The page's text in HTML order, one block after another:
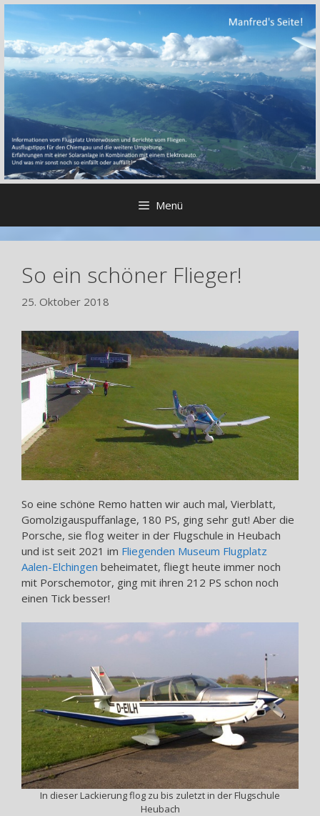
Zum
springen
Menü
So ein schöner Flieger!
25. Oktober 2018
So eine schöne Remo hatten wir auch mal, Vierblatt,
Gomolzigauspuffanlage, 180 PS, ging sehr gut! Aber die
Porsche, sie flog weiter in der Flugschule in Heubach
und ist seit 2021 im Fliegenden Museum Flugplatz
Aalen-Elchingen beheimatet, fliegt heute immer noch
mit Porschemotor, ging mit ihren 212 PS schon noch
einen Tick besser!
In dieser Lackierung flog zu bis zuletzt in der Flugschule
Heubach